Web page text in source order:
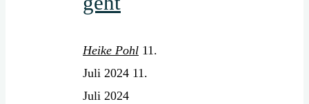
Heike Pohl 11.
Juli 2024 11.
Juli 2024